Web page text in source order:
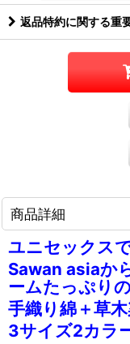
返品特約に関する重
商品詳細
ユニセックス
Sawan asiaか
ームたっぷりの
手織り綿＋草
3サイズ2カラ